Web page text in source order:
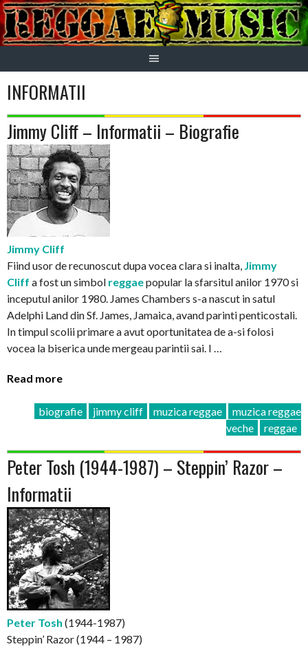
Skip
to
content
INFORMATII
Jimmy Cliff – Informatii – Biografie
Jimmy Cliff
Fiind usor de recunoscut dupa vocea clara si inalta, Jimmy
Cliff a fost un simbol reggaepopular la sfarsitul anilor 1970 si
inceputul anilor 1980. James Chambers s-a nascut in satul
Adelphi Land din Sf. James, Jamaica, avand parinti penticostali.
In timpul scolii primare a avut oportunitatea de a-si folosi
vocea la biserica unde mergeau parintii sai. I …
Read more
biografie jimmy cliff muzica reggae
muzica reggae
veche
reggae
Peter Tosh (1944-1987) – Steppin’ Razor –
Informatii
Peter Tosh (1944-1987)
Steppin’ Razor (1944 – 1987)